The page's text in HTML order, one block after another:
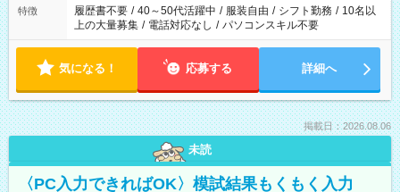
合は応募できません。
特徴 履歴書不要 / 40～50代活躍中 / 服装自由 / シフト勤務 / 10名以
上の大量募集 / 電話対応なし / パソコンスキル不要
気になる！ 応募する 詳細へ
掲載日：2026.08.06
未読
〈PC入力できればOK〉模試結果もくもく入力